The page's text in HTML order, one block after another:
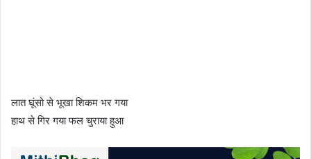
लात घूंसो से भूखा शिकम भर गया
हाथ से गिर गया फल चुराया हुआ